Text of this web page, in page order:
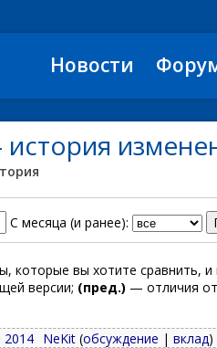
Новости
история
С месяца (и ранее):
которые вы хотите сравнить,
версии; (пред.) — отличия
2014 NeKit (обсуждение | вклад)